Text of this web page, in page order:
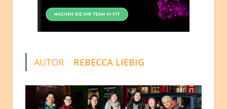
AUTOR REBECCA LIEBIG